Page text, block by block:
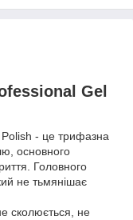
Gel
- це трифазна
основного
Головного
не тьмянішає
сколюється, не